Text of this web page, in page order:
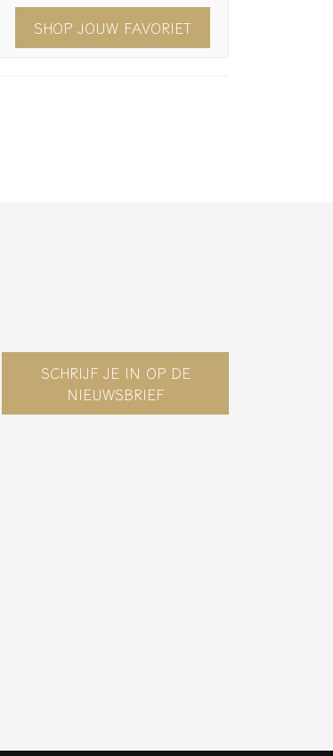
SHOP JOUW FAVORIET
SCHRIJF JE IN OP DE
NIEUWSBRIEF